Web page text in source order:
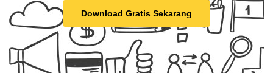
Download Gratis Sekarang